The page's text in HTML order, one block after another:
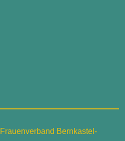
Bernkastel-